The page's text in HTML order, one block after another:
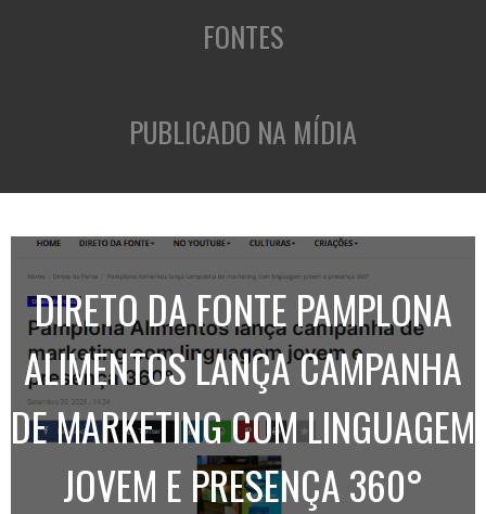
FONTES
PUBLICADO NA MÍDIA
DIRETO DA FONTE PAMPLONA
ALIMENTOS LANÇA CAMPANHA
DE MARKETING COM LINGUAGEM
JOVEM E PRESENÇA 360°